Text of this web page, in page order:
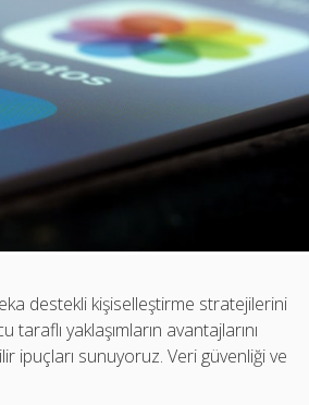
destekli kişiselleştirme stratejilerini
yaklaşımların avantajlarını
ipuçları sunuyoruz. Veri güvenliği ve